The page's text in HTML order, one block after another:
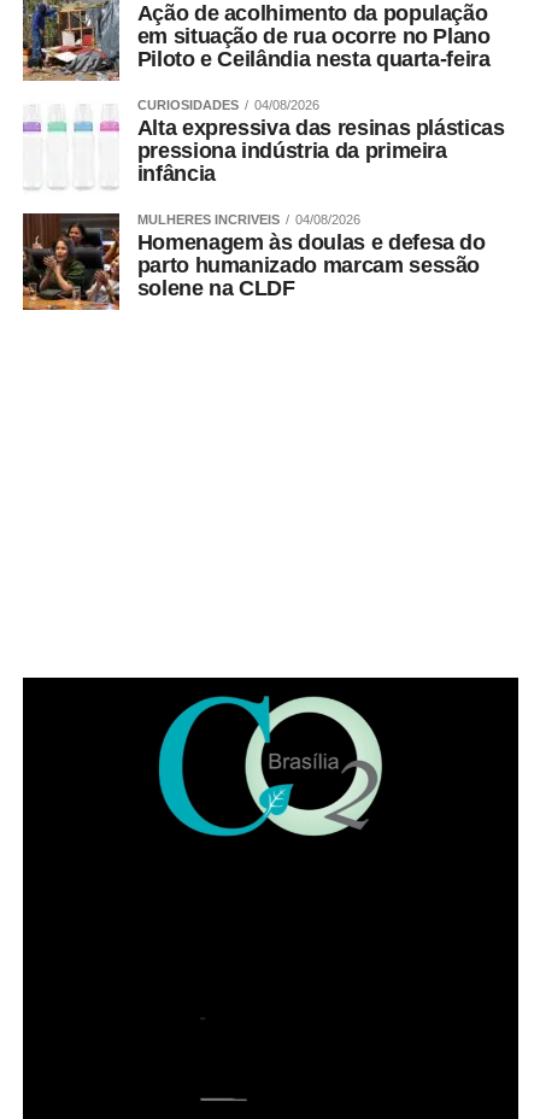
Ação de acolhimento da população
em situação de rua ocorre no Plano
Piloto e Ceilândia nesta quarta-feira
CURIOSIDADES 04/08/2026
Alta expressiva das resinas plásticas
pressiona indústria da primeira
infância
MULHERES INCRIVEIS 04/08/2026
Homenagem às doulas e defesa do
parto humanizado marcam sessão
solene na CLDF